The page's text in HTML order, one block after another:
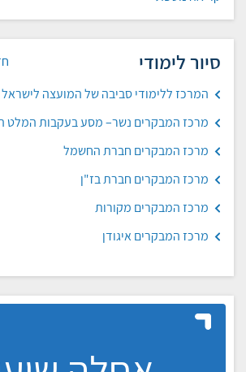
סיור לימודי
המרכז ללימודי סביבה של המועצה לישראל
מרכז המבקרים נשר– מסע בעקבות המלט
מרכז המבקרים חברת החשמל
מרכז המבקרים חברת בז"ן
מרכז המבקרים מקורות
מרכז המבקרים איגודן